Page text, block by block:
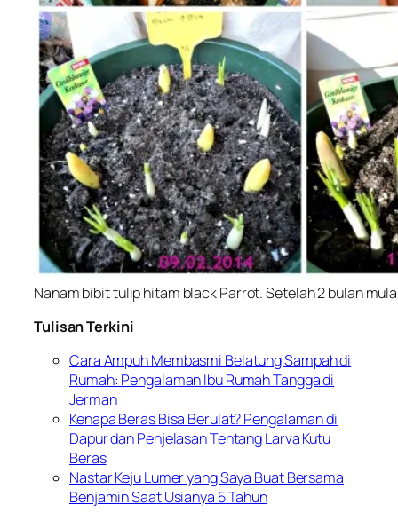
Nanam bibit tulip hitam black Parrot. Setelah 2 bulan
Tulisan Terkini
Cara Ampuh Membasmi Belatung Sampah di
Rumah: Pengalaman Ibu Rumah Tangga di
Jerman
Kenapa Beras Bisa Berulat? Pengalaman di
Dapur dan Penjelasan Tentang Larva Kutu
Beras
Nastar Keju Lumer yang Saya Buat Bersama
Benjamin Saat Usianya 5 Tahun